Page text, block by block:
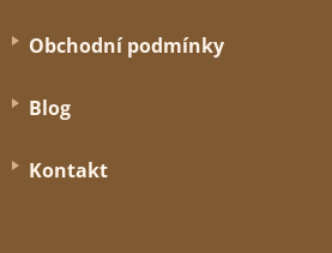
Obchodní podmínky
Blog
Kontakt